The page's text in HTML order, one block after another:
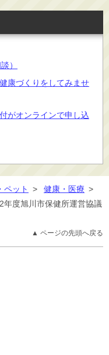
）
康づくりをしてみませ
がオンラインで申し込
ペット > 健康・医療 >
2年度旭川市保健所運営協議
▲ ページの先頭へ戻る